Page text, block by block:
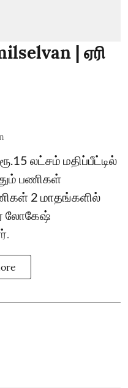
| ஏரி
லட்சம் மதிப்பீட்டில்
பணிகள்
2 மாதங்களில்
லோகேஷ்